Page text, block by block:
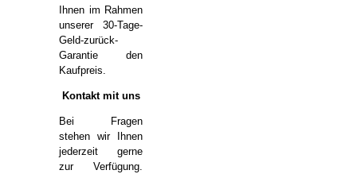
Ihnen im Rahmen
unserer 30-Tage-
Geld-zurück-
Garantie den
Kaufpreis.
Kontakt mit uns
Bei Fragen
stehen wir Ihnen
jederzeit gerne
zur Verfügung.